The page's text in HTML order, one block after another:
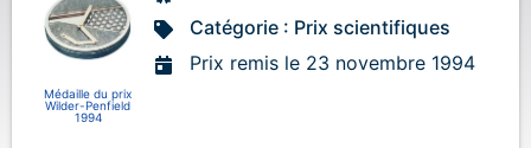
Médaille du prix
Wilder-Penfield
1994
Catégorie : Prix scientifiques
Prix remis le 23 novembre 1994